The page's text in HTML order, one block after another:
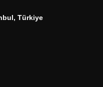
Türkiye